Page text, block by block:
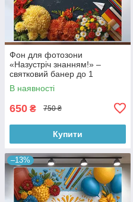
Фон для фотозони
«Назустріч знанням!» –
святковий банер до 1
Вересня для школи
120x120см, №41124
В наявності
650 ₴ 750 ₴
Купити
–13%